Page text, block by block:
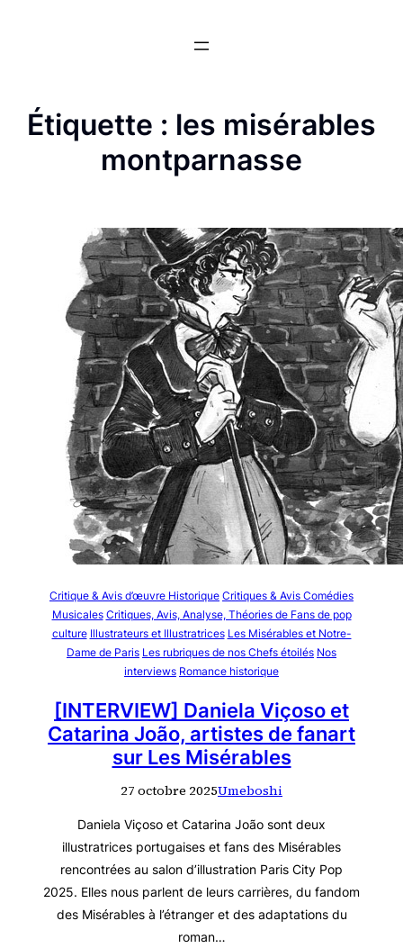
Étiquette : les misérables
montparnasse
Critique & Avis d’œuvre Historique Critiques & Avis Comédies
Musicales Critiques, Avis, Analyse, Théories de Fans de pop
culture Illustrateurs et Illustratrices Les Misérables et Notre-
Dame de Paris Les rubriques de nos Chefs étoilés Nos
interviews Romance historique
[INTERVIEW] Daniela Viçoso et
Catarina João, artistes de fanart
sur Les Misérables
27 octobre 2025Umeboshi
Daniela Viçoso et Catarina João sont deux
illustratrices portugaises et fans des Misérables
rencontrées au salon d’illustration Paris City Pop
2025. Elles nous parlent de leurs carrières, du fandom
des Misérables à l’étranger et des adaptations du
roman…